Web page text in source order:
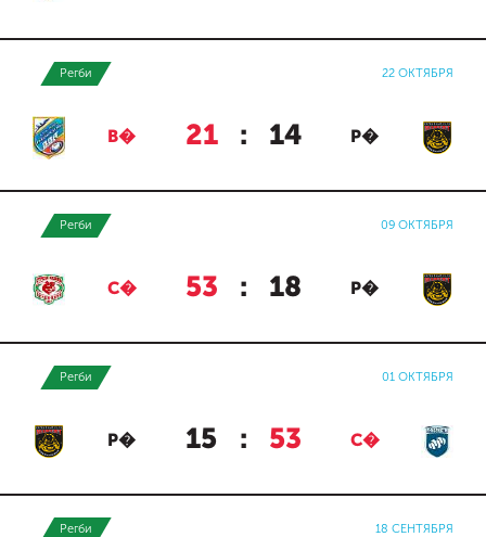
Регби 22 ОКТЯБРЯ
В� 21 : 14 Р�
Регби 09 ОКТЯБРЯ
С� 53 : 18 Р�
Регби 01 ОКТЯБРЯ
Р� 15 : 53 С�
Регби 18 СЕНТЯБРЯ